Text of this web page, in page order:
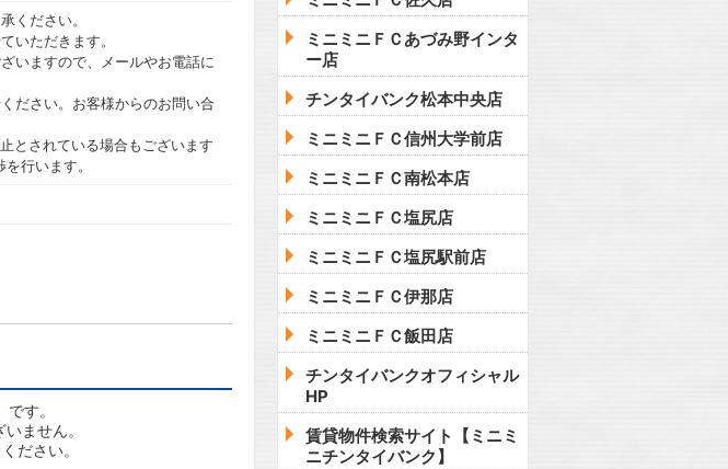
ください。
いただきます。
いますので、メールやお電話に
ださい。お客様からのお問い合
とされている場合もございます
行います。
す。
ません。
ださい。
ミニミニＦＣあづみ野インタ
ー店
チンタイバンク松本中央店
ミニミニＦＣ信州大学前店
ミニミニＦＣ南松本店
ミニミニＦＣ塩尻店
ミニミニＦＣ塩尻駅前店
ミニミニＦＣ伊那店
ミニミニＦＣ飯田店
チンタイバンクオフィシャル
HP
賃貸物件検索サイト【ミニミ
ニチンタイバンク】